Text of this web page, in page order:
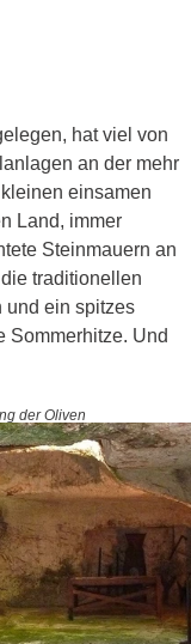
hat viel von
an der mehr
einsamen
Land, immer
Steinmauern an
traditionellen
und ein spitzes
Sommerhitze. Und
der Oliven